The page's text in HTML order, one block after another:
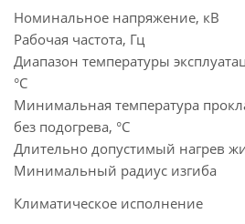
Номинальное напряжение, кВ
Рабочая частота, Гц
Диапазон температуры
°C
Минимальная температура
без подогрева, °C
Длительно допустимый нагрев
Минимальный радиус изгиба
Климатическое исполнение